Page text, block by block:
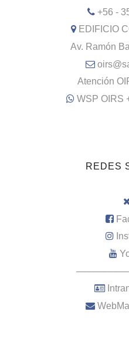
+56 -
EDIFICIO
Av. Ramón
Atención
WSP OIRS
REDES